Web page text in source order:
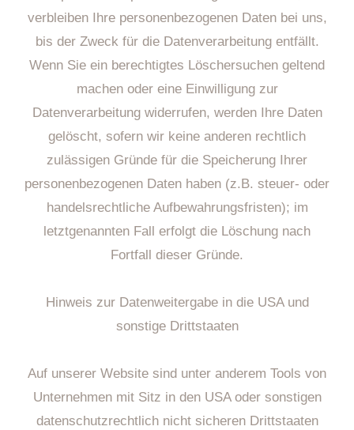
verbleiben Ihre personenbezogenen Daten bei uns,
bis der Zweck für die Datenverarbeitung entfällt.
Wenn Sie ein berechtigtes Löschersuchen geltend
machen oder eine Einwilligung zur
Datenverarbeitung widerrufen, werden Ihre Daten
gelöscht, sofern wir keine anderen rechtlich
zulässigen Gründe für die Speicherung Ihrer
personenbezogenen Daten haben (z.B. steuer- oder
handelsrechtliche Aufbewahrungsfristen); im
letztgenannten Fall erfolgt die Löschung nach
Fortfall dieser Gründe.
Hinweis zur Datenweitergabe in die USA und
sonstige Drittstaaten
Auf unserer Website sind unter anderem Tools von
Unternehmen mit Sitz in den USA oder sonstigen
datenschutzrechtlich nicht sicheren Drittstaaten